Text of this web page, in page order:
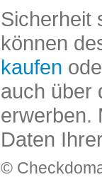
Sicherheit
können
kaufen
auch über
erwerben.
Daten
©